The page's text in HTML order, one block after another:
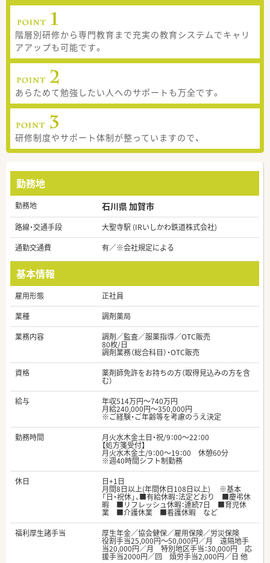
階層別研修から専門教育まで充実の教育システムでキャリ
アアップも可能です。
あらためて勉強したい人へのサポートも万全です。
研修制度やサポート体制が整っていますので、
勤務地
勤務地 石川県 加賀市
路線・交通手段
大聖寺駅 (IRいしかわ鉄道株式会社)
通勤交通費
有／※会社規定による
基本情報
雇用形態
正社員
業種
調剤薬局
業務内容
調剤／監査／服薬指導／OTC販売
80枚/日
調剤業務（総合科目）・OTC販売
資格
薬剤師免許をお持ちの方（取得見込みの方を含
む）
給与
年収514万円～740万円
月給240,000円～350,000円
※ご経験・ご年齢等を考慮のうえ決定
勤務時間
月火水木金土日・祝/9：00～22：00
【処方箋受付】
月火水木金土/9：00～19：00 休憩60分
※週40時間シフト制勤務
休日
日+1日
月間8日以上(年間休日108日以上) ※基本
「日・祝休」、■有給休暇：法定どおり ■慶弔休
暇 ■リフレッシュ休暇：連続7日 ■育児休
業 ■介護休業 ■看護休暇 など
福利厚生諸手当
厚生年金／協会健保／雇用保険／労災保険
役割手当25,000円～50,000円／月 遠隔地手
当20,000円／月 特別地区手当：30,000円 応
援手当2000円／回 煩労手当2,000円／日 他